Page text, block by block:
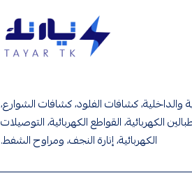
والداخلية، كشافات الفلود، كشافات الشوارع،
الكهربائية، القواطع الكهربائية، التوصيلات
الكهربائية، إنارة النجف، ومراوح الشفط.